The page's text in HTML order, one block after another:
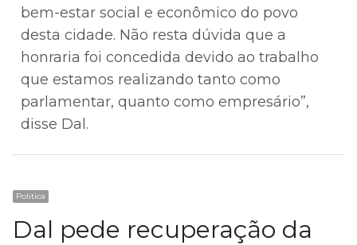
bem-estar social e econômico do povo
desta cidade. Não resta dúvida que a
honraria foi concedida devido ao trabalho
que estamos realizando tanto como
parlamentar, quanto como empresário”,
disse Dal.
Política
Dal pede recuperação da